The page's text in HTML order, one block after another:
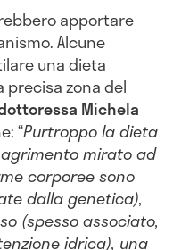
apportare
Alcune
una dieta
zona del
Michela
“Purtroppo la dieta
mirato ad
corporee sono
dalla genetica),
(spesso associato,
idrica), una